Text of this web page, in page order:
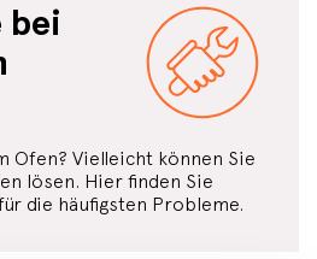
bei
Ofen? Vielleicht können Sie
lösen. Hier finden Sie
die häufigsten Probleme.